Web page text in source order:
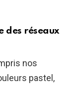
des réseaux
nos
pastel,